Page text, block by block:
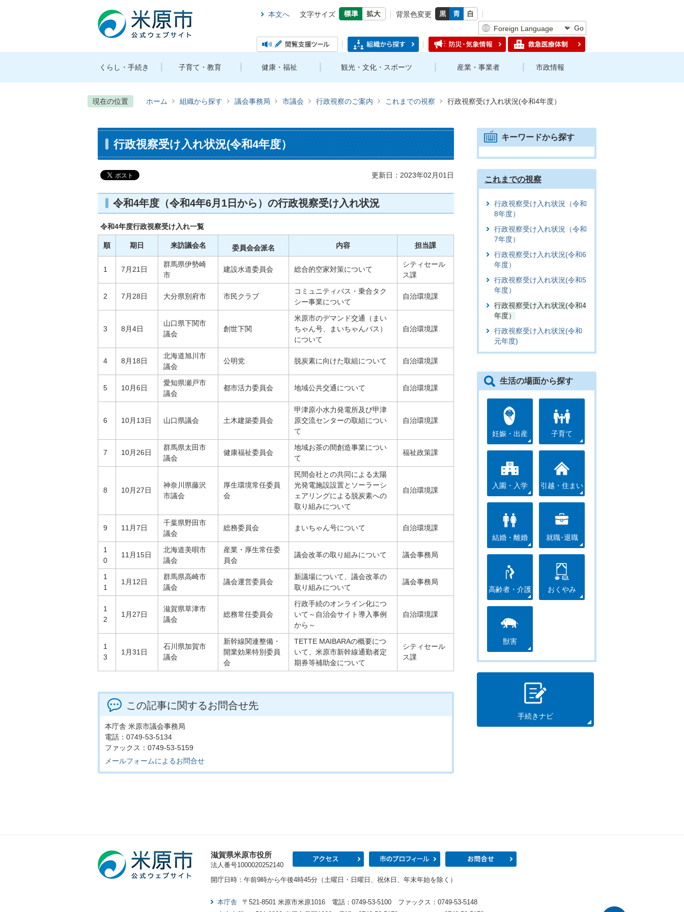
本文へ 文字サイズ
背景色変更
Go
くらし・手続き 子育て・教育 健康・福祉 観光・文化・スポーツ 産業・事業者 市政情報
現在の位置 ホーム 組織から探す 議会事務局 市議会 行政視察のご案内 これまでの視察 行政視察受け入れ状況(令和4年度）
行政視察受け入れ状況(令和4年度）
更新日：2023年02月01日
令和4年度（令和4年6月1日から）の行政視察受け入れ状況
令和4年度行政視察受け入れ一覧
順 期日 来訪議会名 委員会会派名 内容 担当課
1 7月21日
群馬県伊勢崎
市
建設水道委員会 総合的空家対策について
シティセール
ス課
2 7月28日 大分県別府市 市民クラブ
コミュニティバス・乗合タク
シー事業について
自治環境課
3 8月4日
山口県下関市
議会
創世下関
米原市のデマンド交通（まい
ちゃん号、まいちゃんバス）
について
自治環境課
4 8月18日
北海道旭川市
議会
公明党 脱炭素に向けた取組について 自治環境課
5 10月6日
愛知県瀬戸市
議会
都市活力委員会 地域公共交通について 自治環境課
6 10月13日 山口県議会 土木建築委員会
甲津原小水力発電所及び甲津
原交流センターの取組につい
て
自治環境課
7 10月26日
群馬県太田市
議会
健康福祉委員会
地域お茶の間創造事業につい
て
福祉政策課
8 10月27日
神奈川県藤沢
市議会
厚生環境常任委員
会
民間会社との共同による太陽
光発電施設設置とソーラーシ
ェアリングによる脱炭素への
取り組みについて
自治環境課
9 11月7日
千葉県野田市
議会
総務委員会 まいちゃん号について 自治環境課
1
0
11月15日
北海道美唄市
議会
産業・厚生常任委
員会
議会改革の取り組みについて 議会事務局
1
1
1月12日
群馬県高崎市
議会
議会運営委員会
新議場について、議会改革の
取り組みについて
議会事務局
1
2
1月27日
滋賀県草津市
議会
総務常任委員会
行政手続のオンライン化につ
いて～自治会サイト導入事例
から～
自治環境課
1
3
1月31日
石川県加賀市
議会
新幹線関連整備・
開業効果特別委員
会
TETTE MAIBARAの概要につ
いて、米原市新幹線通勤者定
期券等補助金について
シティセール
ス課
この記事に関するお問合せ先
本庁舎 米原市議会事務局
電話：0749-53-5134
ファックス：0749-53-5159
メールフォームによるお問合せ
キーワードから探す
これまでの視察
行政視察受け入れ状況（令和
8年度）
行政視察受け入れ状況（令和
7年度）
行政視察受け入れ状況(令和6
年度）
行政視察受け入れ状況(令和5
年度）
行政視察受け入れ状況(令和4
年度）
行政視察受け入れ状況(令和
元年度)
生活の場面から探す
妊娠・出産 子育て
入園・入学 引越・住まい
結婚・離婚 就職･退職
高齢者・介護 おくやみ
獣害
手続きナビ
滋賀県米原市役所
法人番号1000020252140
アクセス 市のプロフィール
開庁日時：午前9時から午後4時45分（土曜日・日曜日、祝休日、年末年始を除く）
本庁舎
〒521-8501 米原市米原1016 電話：0749-53-5100 ファックス：0749-53-5148